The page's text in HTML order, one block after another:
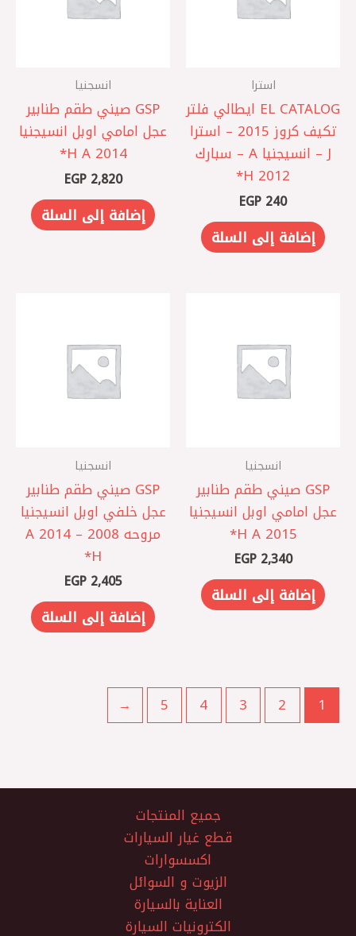
استرا
EL CATALOG ايطالي فلتر
تكيف كروز 2015 – استرا
J – انسيجنيا A – سبارك
2012 ‏H*
EGP 240
إضافة إلى السلة
انسجنيا
‏GSP صيني طقم طنابير
عجل امامي اوبل انسيجنيا
A 2014 ‏H*
EGP2,820
إضافة إلى السلة
انسجنيا
‏GSP صيني طقم طنابير
عجل امامي اوبل انسيجنيا
A 2015 ‏H*
EGP2,340
إضافة إلى السلة
انسجنيا
‏GSP صيني طقم طنابير
عجل خلفي اوبل انسيجنيا
مروحه A 2014 – 2008
EGP2,405
إضافة إلى السلة
1
2
3
4
5
←
جميع المنتجات
قطع غيار السيارات
اكسسوارات
الزيوت و السوائل
العناية بالسيارة
الكترونيات السيارة